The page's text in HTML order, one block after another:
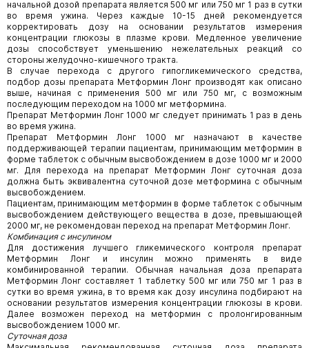
начальной дозой препарата является 500 мг или 750 мг 1 раз в сутки
во время ужина. Через каждые 10-15 дней рекомендуется
корректировать дозу на основании результатов измерения
концентрации глюкозы в плазме крови. Медленное увеличение
дозы способствует уменьшению нежелательных реакций со
стороны желудочно-кишечного тракта.
В случае перехода с другого гипогликемического средства,
подбор дозы препарата Метформин Лонг производят как описано
выше, начиная с применения 500 мг или 750 мг, с возможным
последующим переходом на 1000 мг метформина.
Препарат Метформин Лонг 1000 мг следует принимать 1 раз в день
во время ужина.
Препарат Метформин Лонг 1000 мг назначают в качестве
поддерживающей терапии пациентам, принимающим метформин в
форме таблеток с обычным высвобождением в дозе 1000 мг и 2000
мг. Для перехода на препарат Метформин Лонг суточная доза
должна быть эквивалентна суточной дозе метформина с обычным
высвобождением.
Пациентам, принимающим метформин в форме таблеток с обычным
высвобождением действующего вещества в дозе, превышающей
2000 мг, не рекомендован переход на препарат Метформин Лонг.
Комбинация с инсулином
Для достижения лучшего гликемического контроля препарат
Метформин Лонг и инсулин можно применять в виде
комбинированной терапии. Обычная начальная доза препарата
Метформин Лонг составляет 1 таблетку 500 мг или 750 мг 1 раз в
сутки во время ужина, в то время как дозу инсулина подбирают на
основании результатов измерения концентрации глюкозы в крови.
Далее возможен переход на метформин с пролонгированным
высвобождением 1000 мг.
Суточная доза